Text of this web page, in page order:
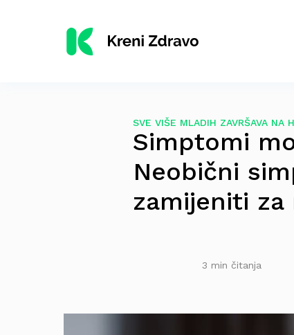
SVE VIŠE MLADIH ZAVRŠAVA NA
Simptomi
Neobični
zamijeniti
3 min čitanja